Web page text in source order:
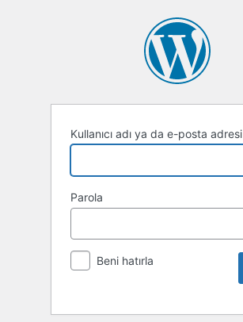
Kullanıcı adı ya da e-posta adresi
Parola
Beni hatırla